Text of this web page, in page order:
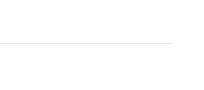
เทพารักษ์ ทางด่วนบูรพาวิถี